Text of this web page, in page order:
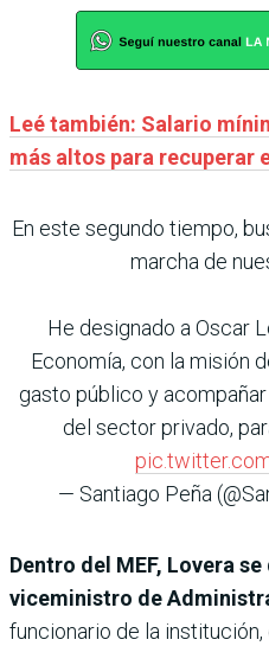
Leé también: Salario
más altos para recuperar
En este segundo tiempo,
marcha de
He designado a Oscar
Economía, con la misión
gasto público y
del sector privado,
— Santiago Peña
Dentro del MEF, Lovera
viceministro de
funcionario de la